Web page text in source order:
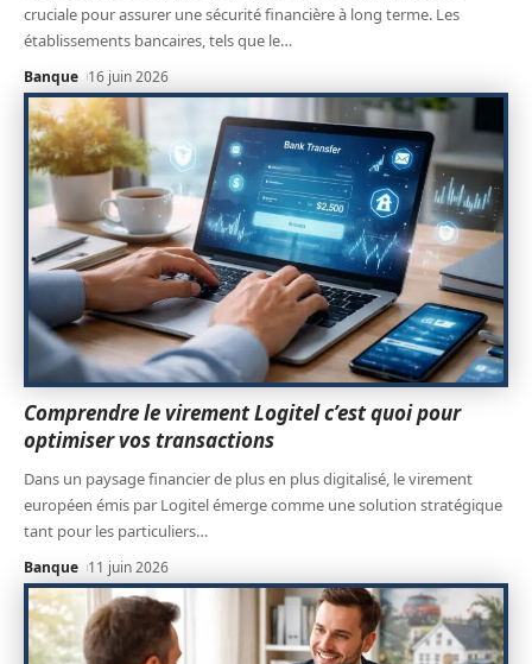
cruciale pour assurer une sécurité financière à long terme. Les
établissements bancaires, tels que le…
Banque 16 juin 2026
Comprendre le virement Logitel c’est quoi pour
optimiser vos transactions
Dans un paysage financier de plus en plus digitalisé, le virement
européen émis par Logitel émerge comme une solution stratégique
tant pour les particuliers…
Banque 11 juin 2026